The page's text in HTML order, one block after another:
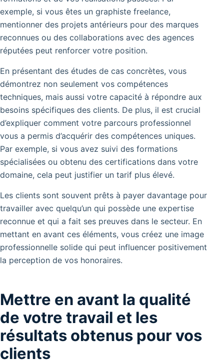
exemple, si vous êtes un graphiste freelance,
mentionner des projets antérieurs pour des marques
reconnues ou des collaborations avec des agences
réputées peut renforcer votre position.
En présentant des études de cas concrètes, vous
démontrez non seulement vos compétences
techniques, mais aussi votre capacité à répondre aux
besoins spécifiques des clients. De plus, il est crucial
d’expliquer comment votre parcours professionnel
vous a permis d’acquérir des compétences uniques.
Par exemple, si vous avez suivi des formations
spécialisées ou obtenu des certifications dans votre
domaine, cela peut justifier un tarif plus élevé.
Les clients sont souvent prêts à payer davantage pour
travailler avec quelqu’un qui possède une expertise
reconnue et qui a fait ses preuves dans le secteur. En
mettant en avant ces éléments, vous créez une image
professionnelle solide qui peut influencer positivement
la perception de vos honoraires.
Mettre en avant la qualité
de votre travail et les
résultats obtenus pour vos
clients